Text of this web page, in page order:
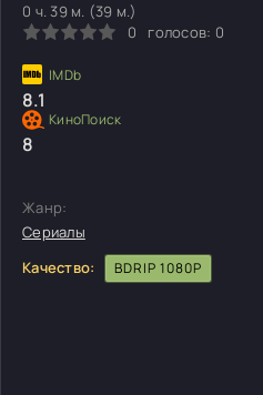
0 ч. 39 м. (39 м.)
0
голосов: 0
8.1
8
Жанр:
Сериалы
Качество:
BDRIP 1080P